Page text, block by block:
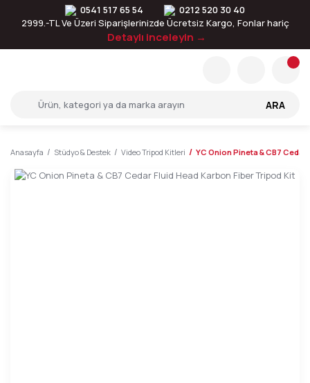
0541 517 65 54
0212 520 30 40
2999.-TL Ve Üzeri Siparişlerinizde Ücretsiz Kargo, Fonlar hariç
Detaylı inceleyin →
ARA
Anasayfa Stüdyo & Destek Video Tripod Kitleri YC Onion Pineta & CB7